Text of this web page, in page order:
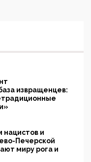
извращенцев:
нацистов и
Печерской
миру рога и